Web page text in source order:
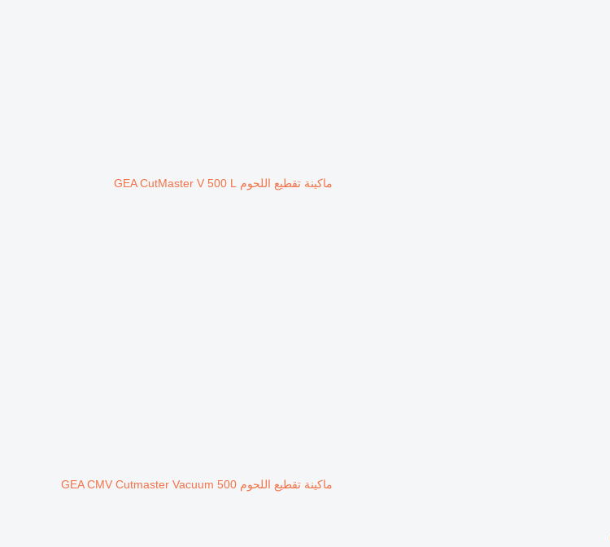
ماكينة تقطيع اللحوم GEA CutMaster V 500 L
ماكينة تقطيع اللحوم GEA CMV Cutmaster Vacuum 500